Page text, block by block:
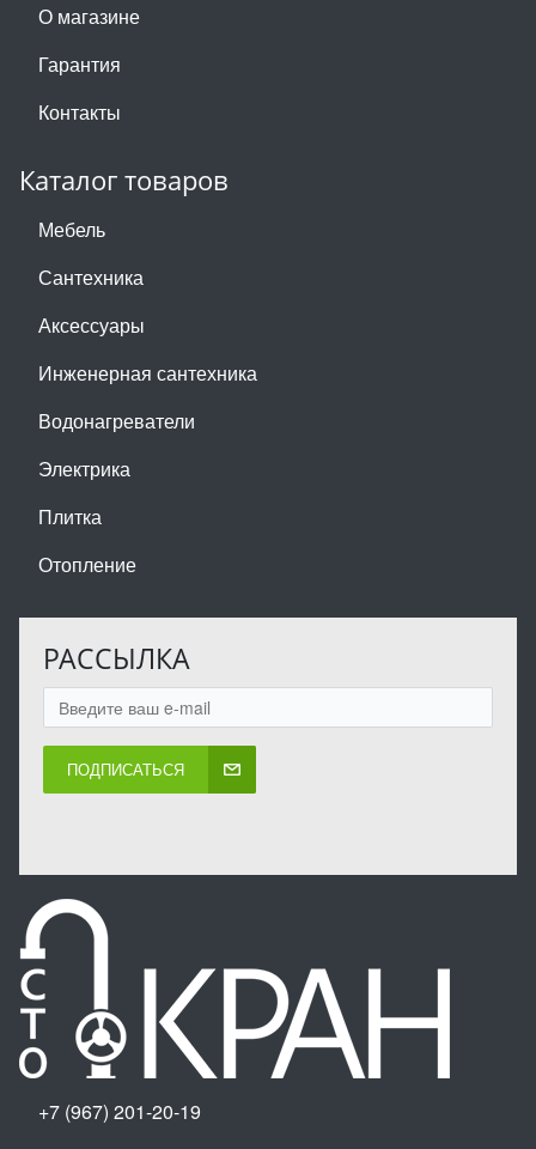
О магазине
Гарантия
Контакты
Каталог товаров
Мебель
Сантехника
Аксессуары
Инженерная сантехника
Водонагреватели
Электрика
Плитка
Отопление
РАССЫЛКА
ПОДПИСАТЬСЯ
+7 (967) 201-20-19